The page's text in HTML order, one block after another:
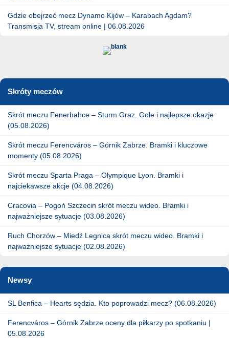
Gdzie obejrzeć mecz Dynamo Kijów – Karabach Agdam?
Transmisja TV, stream online | 06.08.2026
Skróty meczów
Skrót meczu Fenerbahce – Sturm Graz. Gole i najlepsze okazje
(05.08.2026)
Skrót meczu Ferencváros – Górnik Zabrze. Bramki i kluczowe
momenty (05.08.2026)
Skrót meczu Sparta Praga – Olympique Lyon. Bramki i
najciekawsze akcje (04.08.2026)
Cracovia – Pogoń Szczecin skrót meczu wideo. Bramki i
najważniejsze sytuacje (03.08.2026)
Ruch Chorzów – Miedź Legnica skrót meczu wideo. Bramki i
najważniejsze sytuacje (02.08.2026)
Newsy
SL Benfica – Hearts sędzia. Kto poprowadzi mecz? (06.08.2026)
Ferencváros – Górnik Zabrze oceny dla piłkarzy po spotkaniu |
05.08.2026